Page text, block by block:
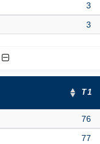
3
3
T1
76
77